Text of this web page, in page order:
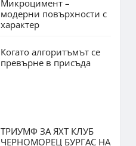
Микроцимент –
модерни повърхности с
характер
Когато алгоритъмът се
превърне в присъда
ТРИУМФ ЗА ЯХТ КЛУБ
ЧЕРНОМОРЕЦ БУРГАС НА